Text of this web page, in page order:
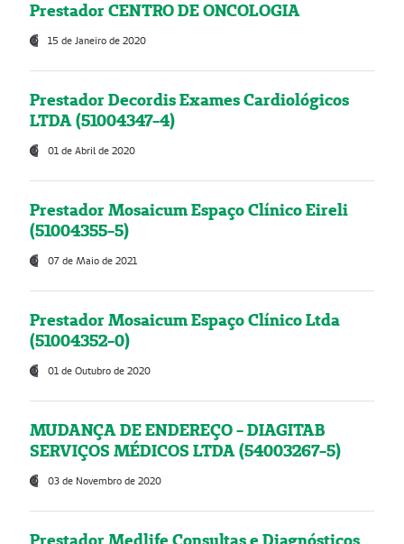
Prestador CENTRO DE ONCOLOGIA
15 de Janeiro de 2020
Prestador Decordis Exames Cardiológicos
LTDA (51004347-4)
01 de Abril de 2020
Prestador Mosaicum Espaço Clínico Eireli
(51004355-5)
07 de Maio de 2021
Prestador Mosaicum Espaço Clínico Ltda
(51004352-0)
01 de Outubro de 2020
MUDANÇA DE ENDEREÇO - DIAGITAB
SERVIÇOS MÉDICOS LTDA (54003267-5)
03 de Novembro de 2020
Prestador Medlife Consultas e Diagnósticos